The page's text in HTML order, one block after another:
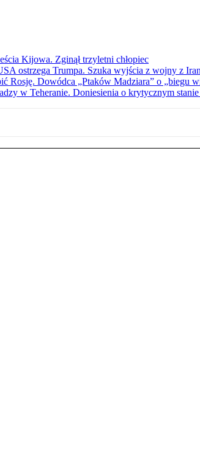
Kijowa. Zginął trzyletni chłopiec
ostrzega Trumpa. Szuka wyjścia z wojny z
Rosję. Dowódca „Ptaków Madziara” o „biegu
w Teheranie. Doniesienia o krytycznym